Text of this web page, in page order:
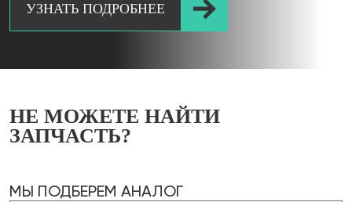
УЗНАТЬ ПОДРОБНЕЕ
НЕ МОЖЕТЕ НАЙТИ
ЗАПЧАСТЬ?
МЫ ПОДБЕРЕМ АНАЛОГ